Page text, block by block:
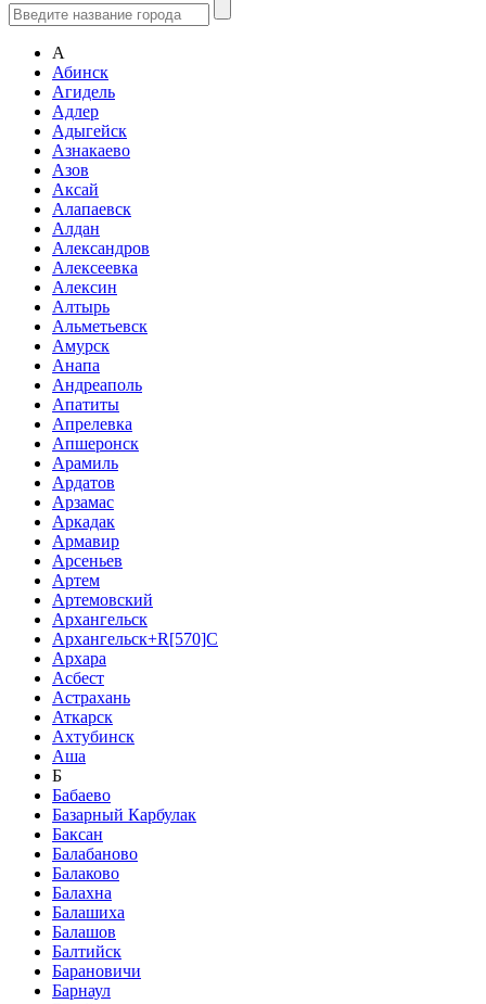
А
Абинск
Агидель
Адлер
Адыгейск
Азнакаево
Азов
Аксай
Алапаевск
Алдан
Александров
Алексеевка
Алексин
Алтырь
Альметьевск
Амурск
Анапа
Андреаполь
Апатиты
Апрелевка
Апшеронск
Арамиль
Ардатов
Арзамас
Аркадак
Армавир
Арсеньев
Артем
Артемовский
Архангельск
Архангельск+R[570]C
Архара
Асбест
Астрахань
Аткарск
Ахтубинск
Аша
Б
Бабаево
Базарный Карбулак
Баксан
Балабаново
Балаково
Балахна
Балашиха
Балашов
Балтийск
Барановичи
Барнаул